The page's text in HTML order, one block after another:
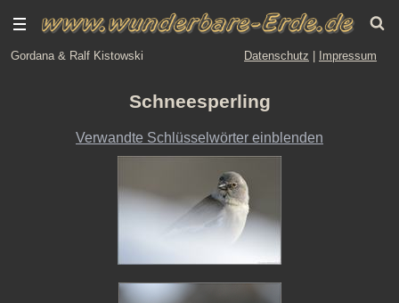
Gordana & Ralf Kistowski Datenschutz Impressum
Schneesperling
Verwandte Schlüsselwörter einblenden